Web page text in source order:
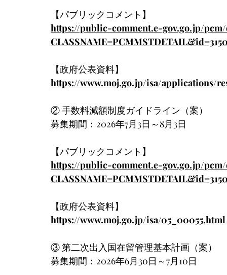
【パブリックコメント】
https://public-comment.e-gov.go.jp/
【政府公表資料】
https://www.moj.go.jp/isa/applications/
② 手数料減額制度ガイドライン（案）
募集期間：2026年7月3日～8月3日
【パブリックコメント】
https://public-comment.e-gov.go.jp/
【政府公表資料】
https://www.moj.go.jp/isa/05_00055.html
③ 第二次出入国在留管理基本計画（案）
募集期間：2026年6月30日～7月10日